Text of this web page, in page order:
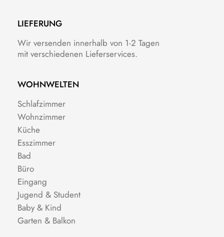
LIEFERUNG
Wir versenden innerhalb von 1-2 Tagen
mit verschiedenen Lieferservices.
WOHNWELTEN
Schlafzimmer
Wohnzimmer
Küche
Esszimmer
Bad
Büro
Eingang
Jugend & Student
Baby & Kind
Garten & Balkon